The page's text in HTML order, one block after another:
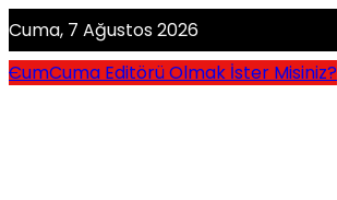
Cuma, 7 Ağustos 2026
CumCuma Editörü Olmak İster Misiniz?